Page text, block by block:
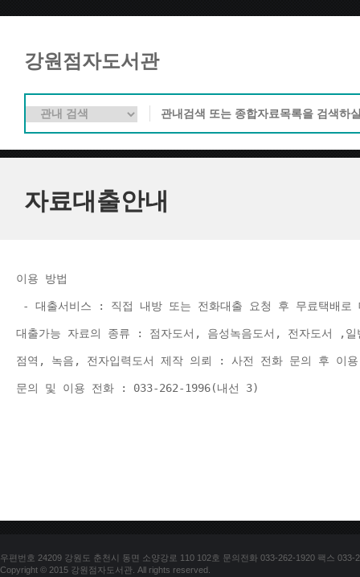
강원점자도서관
자료대출안내
이용 방법
- 대출서비스 : 직접 내방 또는 전화대출 요청 후 무료택배
대출가능 자료의 종류 : 점자도서, 음성녹음도서, 전자도서 ,
점역, 녹음, 전자입력도서 제작 의뢰 : 사전 전화 문의 후 이
문의 및 이용 전화 : 033-262-1996(내선 3)
우편번호 24209 강원도 춘천시 동면 소양강로 110 102호 문의전화 033-262-1920 팩스 033-
Copyright © 2015 강원점자도서관. All rights reserved.